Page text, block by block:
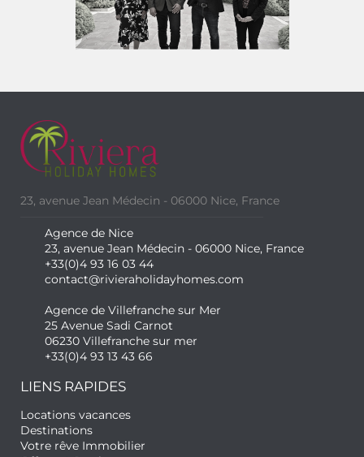
23, avenue Jean Médecin - 06000 Nice, France
Agence de Nice
23, avenue Jean Médecin - 06000 Nice, France
+33(0)4 93 16 03 44
contact@rivieraholidayhomes.com
Agence de Villefranche sur Mer
25 Avenue Sadi Carnot
06230 Villefranche sur mer
+33(0)4 93 13 43 66
LIENS RAPIDES
Locations vacances
Destinations
Votre rêve Immobilier